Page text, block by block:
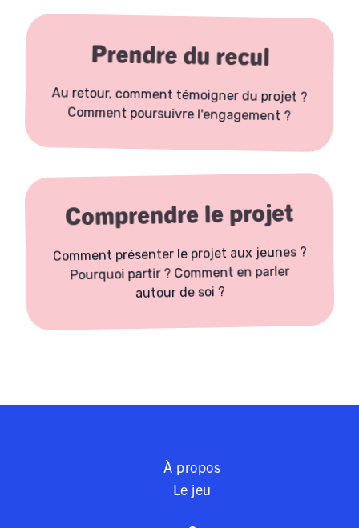
Prendre du recul
Au retour, comment témoigner du projet ?
Comment poursuivre l'engagement ?
Comprendre le projet
Comment présenter le projet aux jeunes ?
Pourquoi partir ? Comment en parler
autour de soi ?
À propos
Le jeu